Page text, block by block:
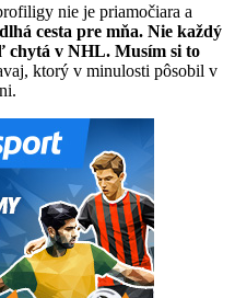
nie je priamočiara a
cesta pre mňa. Nie každý
chytá v NHL. Musím si to
ktorý v minulosti pôsobil v